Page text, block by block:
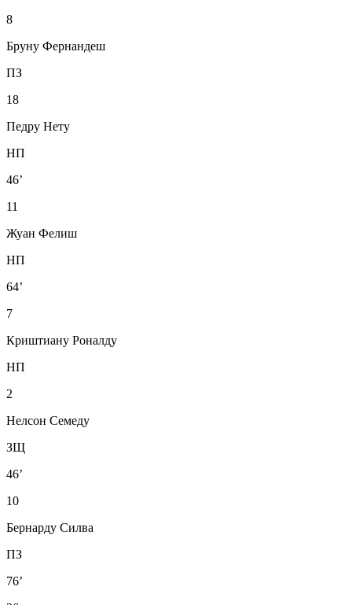
8
Бруну Фернандеш
ПЗ
18
Педру Нету
НП
46’
11
Жуан Фелиш
НП
64’
7
Криштиану Роналду
НП
2
Нелсон Семеду
ЗЩ
46’
10
Бернарду Силва
ПЗ
76’